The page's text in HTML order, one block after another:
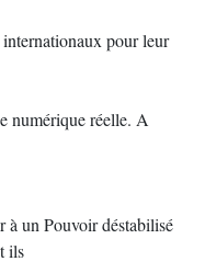
internationaux pour leur
numérique réelle. A
à un Pouvoir déstabilisé
ils